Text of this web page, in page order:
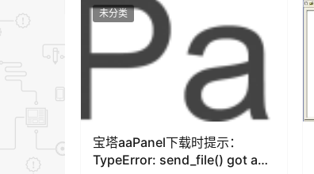
未分类
宝塔aaPanel下载时提示：
TypeError: send_file() got an